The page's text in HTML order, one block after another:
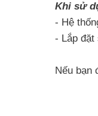
Khi sử
- Hệ
- Lắp đặt
Nếu bạn